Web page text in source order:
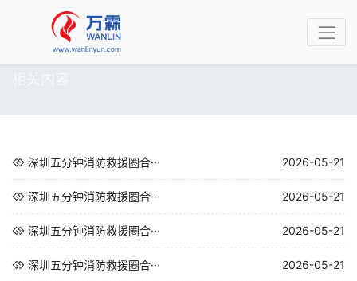
深圳五分钟消防救援圈合··· 2026-05-21
深圳五分钟消防救援圈合··· 2026-05-21
深圳五分钟消防救援圈合··· 2026-05-21
深圳五分钟消防救援圈合··· 2026-05-21